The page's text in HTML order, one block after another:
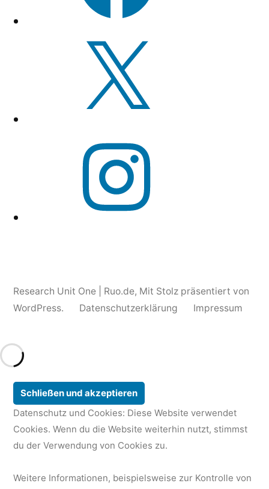
Research Unit One | Ruo.de, Mit Stolz präsentiert von
WordPress.
Datenschutzerklärung Impressum
Datenschutz und Cookies: Diese Website verwendet
Cookies. Wenn du die Website weiterhin nutzt, stimmst
du der Verwendung von Cookies zu.
Weitere Informationen, beispielsweise zur Kontrolle von